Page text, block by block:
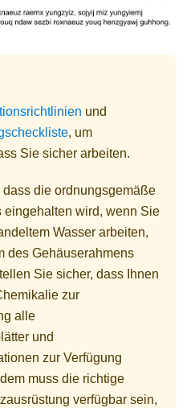
und
, um
Sie sicher arbeiten.
die ordnungsgemäße
eingehalten wird, wenn Sie
Wasser arbeiten,
des Gehäuserahmens
Sie sicher, dass Ihnen
zur
alle
und
zur Verfügung
muss die richtige
verfügbar sein,